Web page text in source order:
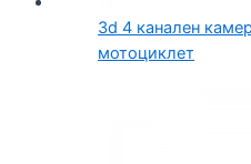
3d 4 канален
мотоциклет